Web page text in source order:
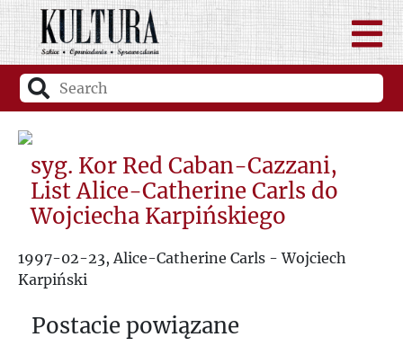
syg. Kor Red Caban-Cazzani,
List Alice-Catherine Carls do
Wojciecha Karpińskiego
1997-02-23, Alice-Catherine Carls - Wojciech
Karpiński
Postacie powiązane